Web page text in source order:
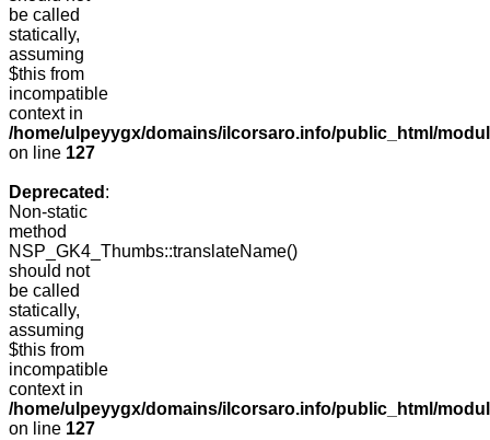
be called
statically,
assuming
$this from
incompatible
context in
/home/ulpeyygx/domains/ilcorsaro.info/public_html/
on line 127
Deprecated :
Non-static
method
NSP_GK4_Thumbs::translateName()
should not
be called
statically,
assuming
$this from
incompatible
context in
/home/ulpeyygx/domains/ilcorsaro.info/public_html/
on line 127